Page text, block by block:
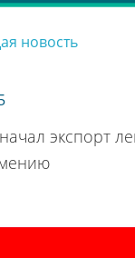
новость
экспорт